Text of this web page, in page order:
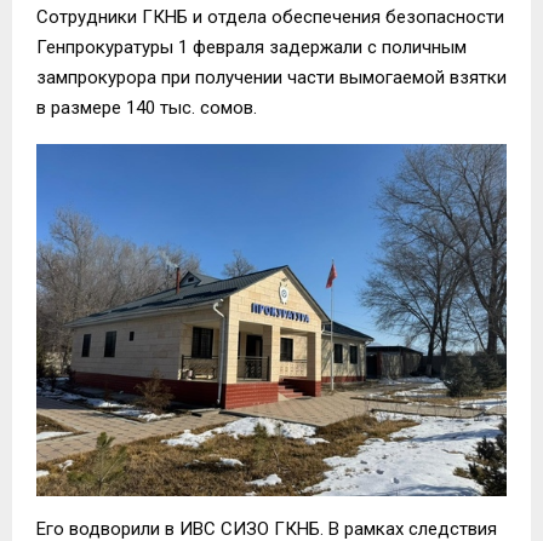
Сотрудники ГКНБ и отдела обеспечения безопасности
Генпрокуратуры 1 февраля задержали с поличным
зампрокурора при получении части вымогаемой взятки
в размере 140 тыс. сомов.
Его водворили в ИВС СИЗО ГКНБ. В рамках следствия